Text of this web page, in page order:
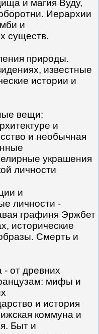
и магия Вуду,
Иерархии
и
существ.
природы.
известные
истории и
вещи:
и
и необычная
украшения
личности
и
личности -
графиня Эржбет
исторические
Смерть и
- от древних
мифы и
и история
коммуна и
Быт и